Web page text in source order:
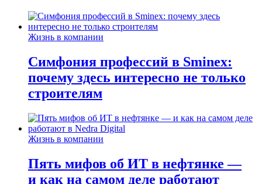
Жизнь в компании
Симфония профессий в Sminex:
почему здесь интересно не только
строителям
Жизнь в компании
Пять мифов об ИТ в нефтянке —
и как на самом деле работают